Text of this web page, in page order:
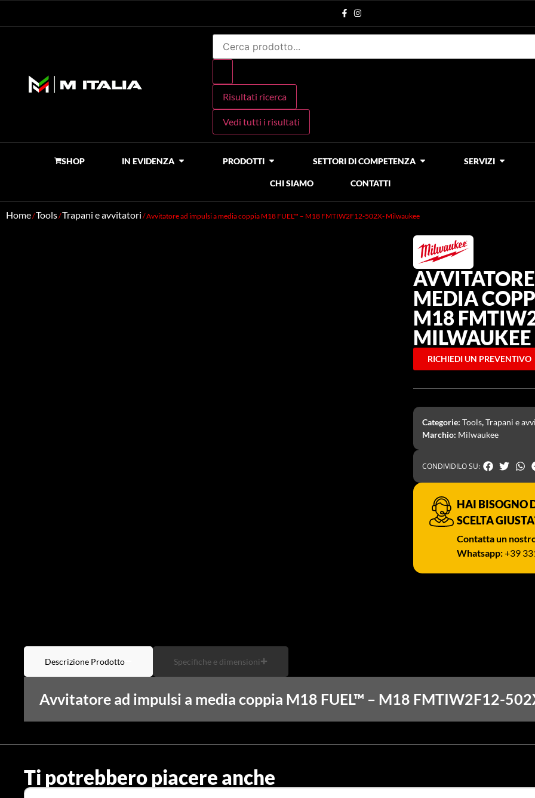
Risultati ricerca
Vedi tutti i risultati
SHOP IN EVIDENZA PRODOTTI SETTORI DI COMPETENZA SERVIZI
CHI SIAMO CONTATTI
Home/Tools/Trapani e avvitatori / Avvitatore ad impulsi a media coppia M18 FUEL™ – M18 FMTIW2F12-502X- Milwaukee
MEDIA
M18
MILWAUKEE
RICHIEDI UN PREVENTIVO
Categorie:Tools,Trapani e
Marchio: Milwaukee
CONDIVIDILO SU:
HAI BISOGNO
SCELTA
Contatta un
Whatsapp:+39
Descrizione Prodotto Specifiche e dimensioni
Avvitatore ad impulsi a media coppia M18 FUEL™ – M18 FMTIW2F12-
Ti potrebbero piacere anche